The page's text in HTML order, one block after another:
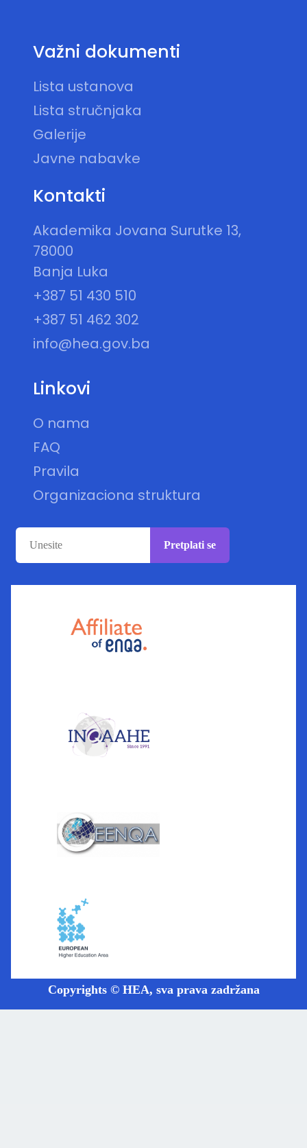
Važni dokumenti
Lista ustanova
Lista stručnjaka
Galerije
Javne nabavke
Kontakti
Akademika Jovana Surutke 13,
78000
Banja Luka
+387 51 430 510
+387 51 462 302
info@hea.gov.ba
Linkovi
O nama
FAQ
Pravila
Organizaciona struktura
Pretplati se
Copyrights © HEA, sva prava zadržana